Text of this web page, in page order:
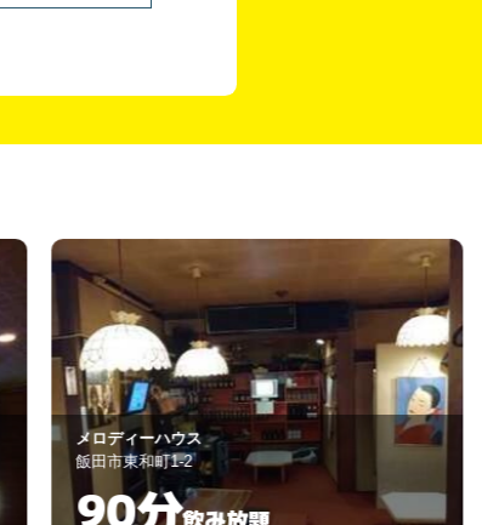
ウス
1-2
PUB JENNY
60分